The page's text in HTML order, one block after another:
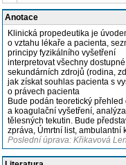
Anotace
Klinická propedeutika je
o vztahu lékaře a pacienta,
principy fyzikálního vyšetření
interpretovat všechny
sekundárních zdrojů (rodina,
jak získat souhlas pacienta s
o právech pacienta
Bude podán teoretický
a koagulační vyšetření,
tělesných tekutin. Bude
zpráva, Úmrtní list, ambulantní
Poslední úprava: Křikavová